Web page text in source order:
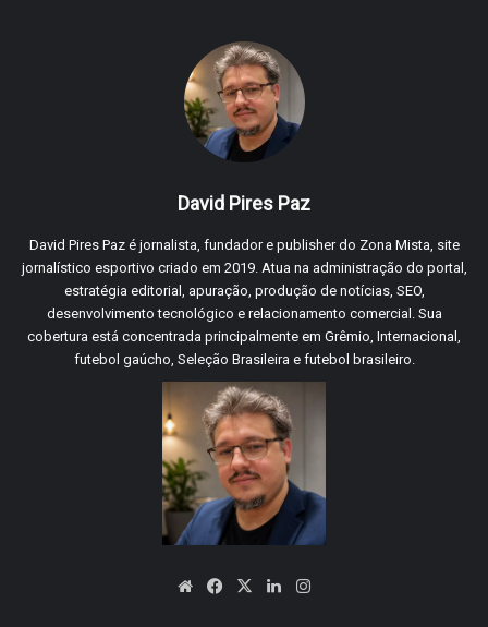
David Pires Paz
David Pires Paz é jornalista, fundador e publisher do Zona Mista, site
jornalístico esportivo criado em 2019. Atua na administração do portal,
estratégia editorial, apuração, produção de notícias, SEO,
desenvolvimento tecnológico e relacionamento comercial. Sua
cobertura está concentrada principalmente em Grêmio, Internacional,
futebol gaúcho, Seleção Brasileira e futebol brasileiro.
WebsiteFacebook
X LinkedinInstagram